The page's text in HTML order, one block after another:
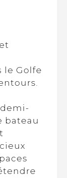
et
le Golfe
bateau